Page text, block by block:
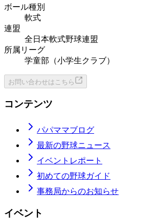
ボール種別
軟式
連盟
全日本軟式野球連盟
所属リーグ
学童部（小学生クラブ）
お問い合わせはこちら
コンテンツ
パパママブログ
最新の野球ニュース
イベントレポート
初めての野球ガイド
事務局からのお知らせ
イベント